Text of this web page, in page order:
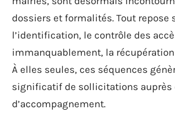
dossiers et formalités. Tout repose
l’identification, le contrôle des
immanquablement, la
À elles seules, ces séquences
significatif de sollicitations auprès
d’accompagnement.